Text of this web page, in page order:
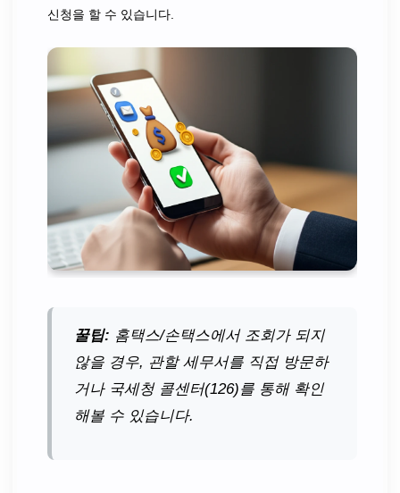
신청을 할 수 있습니다.
꿀팁: 홈택스/손택스에서 조회가 되지
않을 경우, 관할 세무서를 직접 방문하
거나 국세청 콜센터(126)를 통해 확인
해볼 수 있습니다.